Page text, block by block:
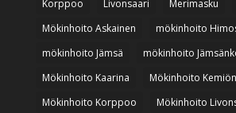
Korppoo
Livonsaari Merimasku
Mökinhoito Askainen
mökinhoito
mökinhoito Jämsä
mökinhoito
Mökinhoito Kaarina
Mökinhoito
Mökinhoito Korppoo
Mökinhoito